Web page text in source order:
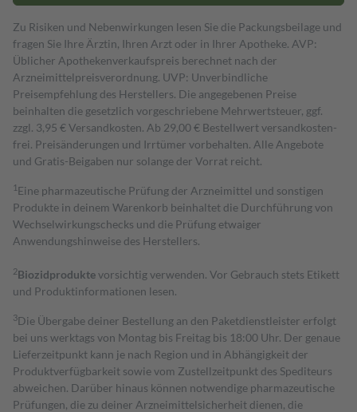
Zu Risiken und Nebenwirkungen lesen Sie die Packungsbeilage und
fragen Sie Ihre Ärztin, Ihren Arzt oder in Ihrer Apotheke. AVP:
Üblicher Apothekenverkaufspreis berechnet nach der
Arzneimittelpreisverordnung. UVP: Unverbindliche
Preisempfehlung des Herstellers. Die angegebenen Preise
beinhalten die gesetzlich vorgeschriebene Mehrwertsteuer, ggf.
zzgl. 3,95 € Versandkosten. Ab 29,00 € Bestell­wert versand­kosten­
frei. Preisänderungen und Irrtümer vorbehalten. Alle Angebote
und Gratis-Beigaben nur solange der Vorrat reicht.
1 Eine pharmazeutische Prüfung der Arzneimittel und sonstigen
Produkte in deinem Warenkorb beinhaltet die Durchführung von
Wechselwirkungschecks und die Prüfung etwaiger
Anwendungshinweise des Herstellers.
2Biozidproduktevorsichtig verwenden. Vor Gebrauch stets Etikett
und Produktinformationen lesen.
3Die Übergabe deiner Bestellung an den Paketdienstleister erfolgt
bei uns werktags von Montag bis Freitag bis 18:00 Uhr. Der genaue
Lieferzeitpunkt kann je nach Region und in Abhängigkeit der
Produktverfügbarkeit sowie vom Zustellzeitpunkt des Spediteurs
abweichen. Darüber hinaus können notwendige pharmazeutische
Prüfungen, die zu deiner Arzneimittelsicherheit dienen, die